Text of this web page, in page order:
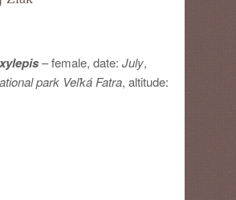
– female, date: July,
park Veľká Fatra, altitude: